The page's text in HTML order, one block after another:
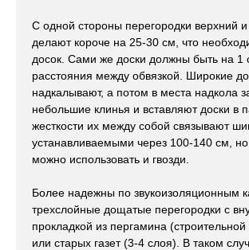
С одной стороны перегородки верхний
делают короче на 25-30 см, что
досок. Сами же доски должны быть на 1
расстояния между обвязкой. Широкие
надкалывают, а потом в места надкола
небольшие клинья и вставляют доски в
жесткости их между собой связывают
устанавливаемыми через 100-140 см,
можно использовать и гвозди.
Более надежны по звукоизоляционным
трехслойные дощатые перегородки с
прокладкой из пергамина
или старых газет (3-4 слоя). В таком